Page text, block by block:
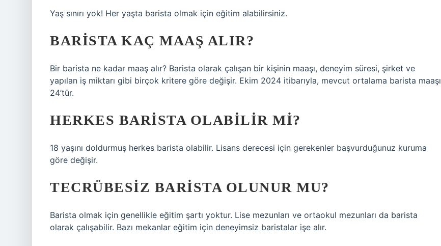
Yaş sınırı yok! Her yaşta barista olmak için eğitim alabilirsiniz.
BARISTA KAÇ MAAŞ ALIR?
Bir barista ne kadar maaş alır? Barista olarak çalışan bir kişinin maaşı, deneyim süresi, şirket ve
yapılan iş miktarı gibi birçok kritere göre değişir. Ekim 2024 itibarıyla, mevcut ortalama barista maaşı
24’tür.
HERKES BARISTA OLABILIR MI?
18 yaşını doldurmuş herkes barista olabilir. Lisans derecesi için gerekenler başvurduğunuz kuruma
göre değişir.
TECRÜBESIZ BARISTA OLUNUR MU?
Barista olmak için genellikle eğitim şartı yoktur. Lise mezunları ve ortaokul mezunları da barista
olarak çalışabilir. Bazı mekanlar eğitim için deneyimsiz baristalar işe alır.